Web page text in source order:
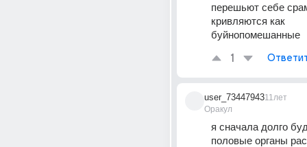
перешьют себе
кривляются как
буйнопомешанные
1
user_73447943
Оракул
11лет
я сначала долго
половые органы